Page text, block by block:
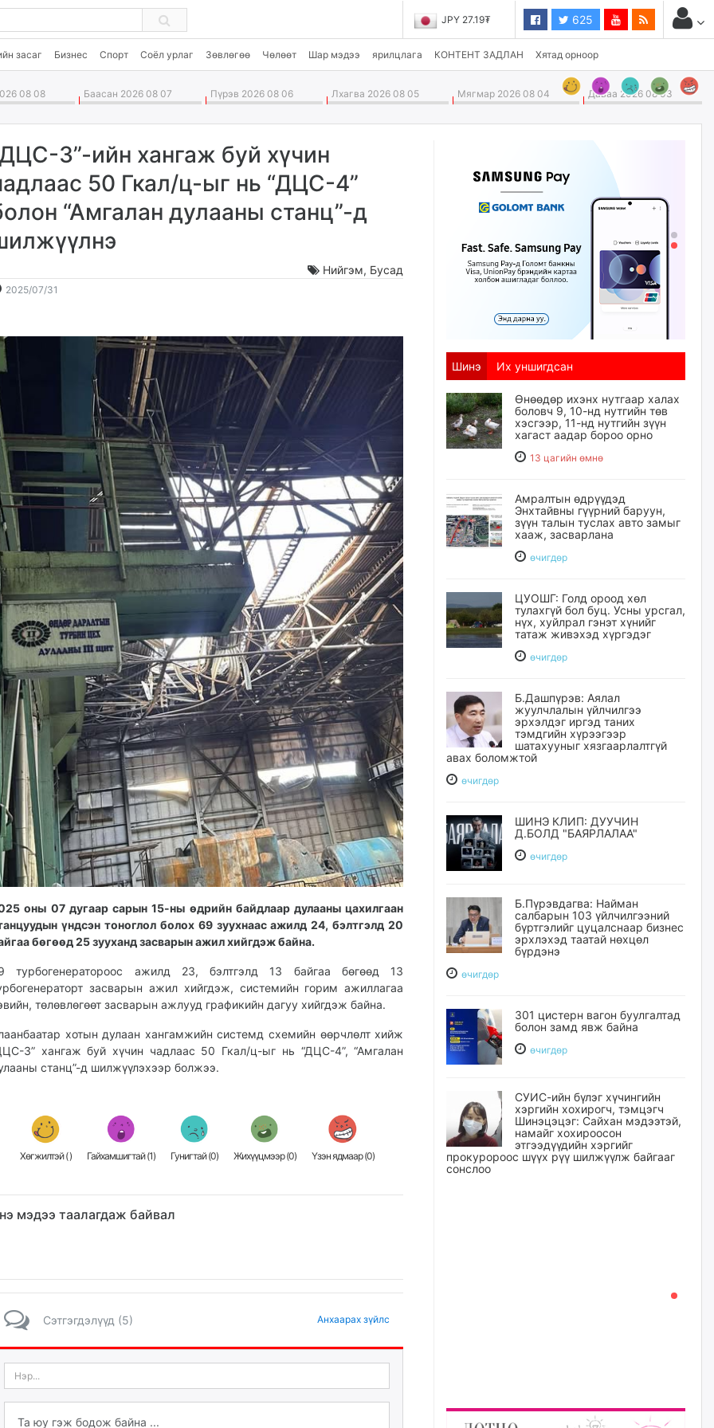
JPY 27.19₮ 625
засаг Бизнес Спорт Соёл урлаг Зөвлөгөө Чөлөөт Шар мэдээ ярилцлага КОНТЕНТ ЗАДЛАН Хятад орноор
08 08 Баасан 2026 08 07 Пүрэв 2026 08 06 Лхагва 2026 08 05 Мягмар 2026 08 04 Даваа 2026 08 03
3”-ийн хангаж буй хүчин
50 Гкал/ц-ыг нь “ДЦС-4”
“Амгалан дулааны станц”-д
Нийгэм, Бусад
2025/07/31
12:48:06
01:15:18
оны 07 дугаар сарын 15-ны өдрийн байдлаар дулааны цахилгаан
үндсэн тоноглол болох 69 зуухнаас ажилд 24, бэлтгэлд 20
бөгөөд 25 зууханд засварын ажил хийгдэж байна.
турбогенератороос ажилд 23, бэлтгэлд 13 байгаа бөгөөд 13
засварын ажил хийгдэж, системийн горим ажиллагаа
төлөвлөгөөт засварын ажлууд графикийн дагуу хийгдэж байна.
хотын дулаан хангамжийн системд схемийн өөрчлөлт хийж
3” хангаж буй хүчин чадлаас 50 Гкал/ц-ыг нь “ДЦС-4”, “Амгалан
станц”-д шилжүүлэхээр болжээ.
Хөгжилтэй () Гайхамшигтай (1) Гунигтай (0) Жихүүцмээр (0) Үзэн ядмаар (0)
мэдээ таалагдаж байвал
Сэтгэгдэлүүд (5) Анхаарах зүйлс
Шинэ Их уншигдсан
Өнөөдөр ихэнх нутгаар халах
боловч 9, 10-нд нутгийн төв
хэсгээр, 11-нд нутгийн зүүн
хагаст аадар бороо орно
13 цагийн өмнө
Амралтын өдрүүдэд
Энхтайвны гүүрний баруун,
зүүн талын туслах авто замыг
хааж, засварлана
өчигдѳр
ЦУОШГ: Голд ороод хөл
тулахгүй бол буц. Усны урсгал,
нүх, хуйлрал гэнэт хүнийг
татаж живэхэд хүргэдэг
өчигдѳр
Б.Дашпүрэв: Аялал
жуулчлалын үйлчилгээ
эрхэлдэг иргэд таних
тэмдгийн хүрээгээр
шатахууныг хязгаарлалтгүй
авах боломжтой
өчигдѳр
ШИНЭ КЛИП: ДУУЧИН
Д.БОЛД "БАЯРЛАЛАА"
өчигдѳр
Б.Пүрэвдагва: Найман
салбарын 103 үйлчилгээний
бүртгэлийг цуцалснаар бизнес
эрхлэхэд таатай нөхцөл
бүрдэнэ
өчигдѳр
301 цистерн вагон буулгалтад
болон замд явж байна
өчигдѳр
СУИС-ийн бүлэг хүчингийн
хэргийн хохирогч, тэмцэгч
Шинэцэцэг: Сайхан мэдээтэй,
намайг хохироосон
этгээдүүдийн хэргийг
прокуророос шүүх рүү шилжүүлж байгааг
сонслоо